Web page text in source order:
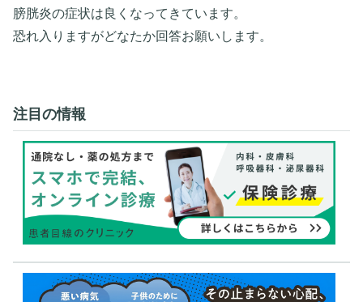
膀胱炎の症状は良くなってきています。
恐れ入りますがどなたか回答お願いします。
注目の情報